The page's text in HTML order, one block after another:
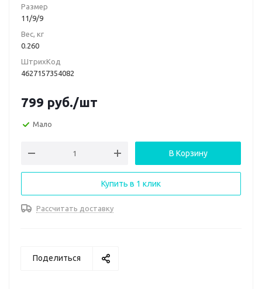
Размер
11/9/9
Вес, кг
0.260
ШтрихКод
4627157354082
799 руб./шт
Мало
В Корзину
Купить в 1 клик
Рассчитать доставку
Поделиться